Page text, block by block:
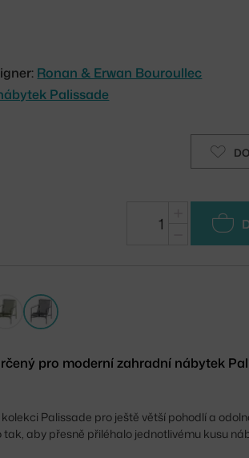
Ronan & Erwan Bouroullec
Palissade
pro moderní zahradní nábytek
Palissade pro ještě větší pohodlí a
aby přesně přiléhalo jednotlivému kusu